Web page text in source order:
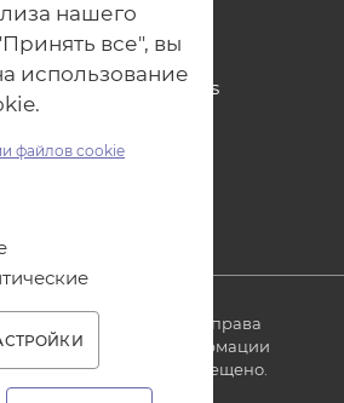
обработки
данных
файлов Cookies
персональных
2007-2026. Все права
использование информации
produkt.by запрещено.
нашего
все", вы
использование
файлов cookie